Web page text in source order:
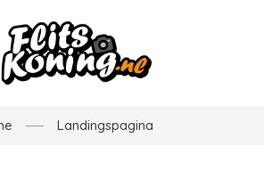
Landingspagina